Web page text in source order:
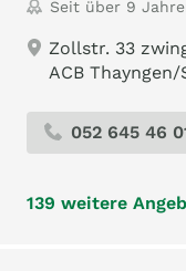
Seit über 9
Zollstr. 33
ACB Thayngen/
052 645 46
139 weitere